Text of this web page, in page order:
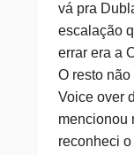
vá pra
escalação
errar era a
O resto
Voice over
mencionou
reconheci